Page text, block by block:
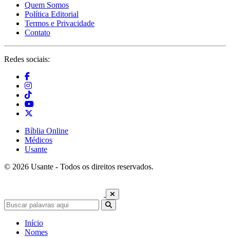
Quem Somos
Política Editorial
Termos e Privacidade
Contato
Redes sociais:
Bíblia Online
Médicos
Usante
© 2026 Usante - Todos os direitos reservados.
Início
Nomes